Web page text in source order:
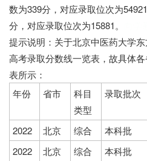
数为339分，对应录取位次为
分，对应录取位次为15881。
提示说明：关于北京中医药大学
高考录取分数线一览表，故具体
表所示：
年份
省市
科目
类型
录取批次
2022
北京 综合 本科批
2022
北京 综合 本科批